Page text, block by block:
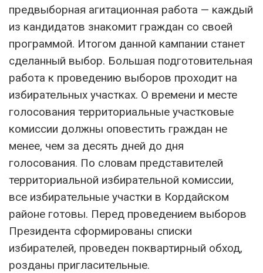
предвыборная агитационная работа — каждый
из кандидатов знакомит граждан со своей
программой. Итогом данной кампании станет
сделанный выбор. Большая подготовительная
работа к проведению выборов проходит на
избирательных участках. О времени и месте
голосования территориальные участковые
комиссии должны оповестить граждан не
менее, чем за десять дней до дня
голосования. По словам представителей
территориальной избирательной комиссии,
все избирательные участки в Кордайском
районе готовы. Перед проведением выборов
Президента сформированы списки
избирателей, проведен поквартирный обход,
розданы пригласительные.